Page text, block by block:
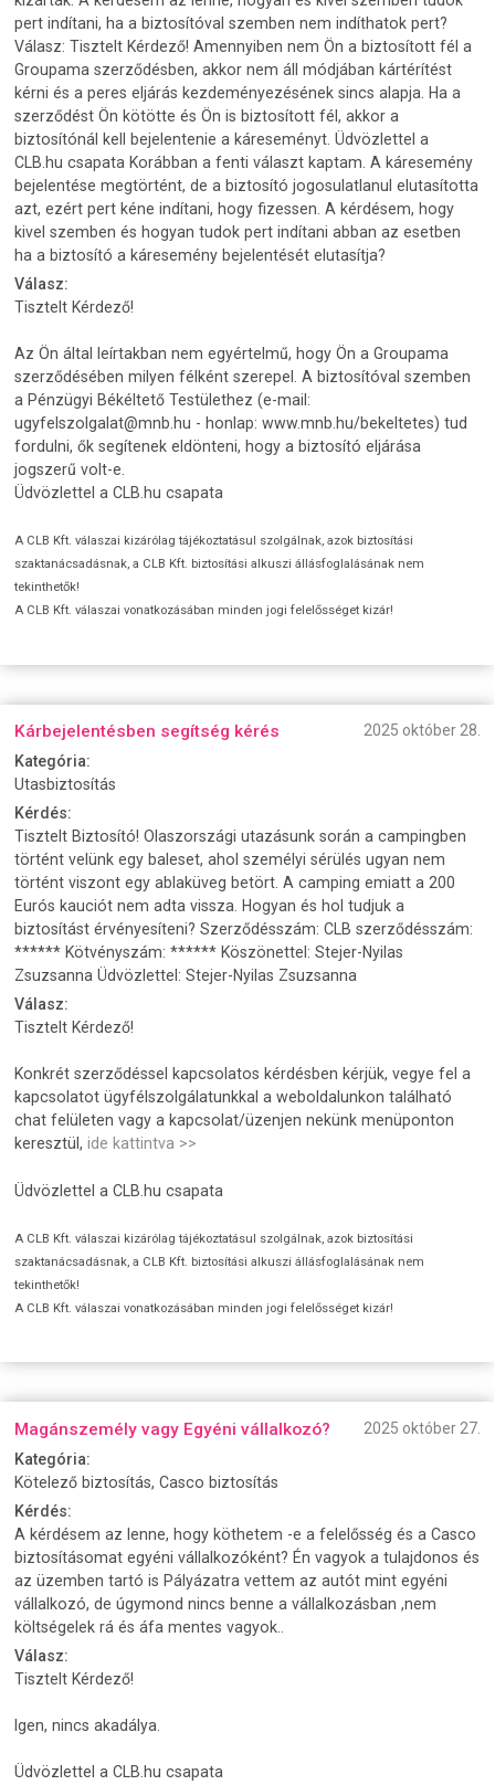
pert indítani, ha a biztosítóval szemben nem indíthatok pert?
Válasz: Tisztelt Kérdező! Amennyiben nem Ön a biztosított fél a
Groupama szerződésben, akkor nem áll módjában kártérítést
kérni és a peres eljárás kezdeményezésének sincs alapja. Ha a
szerződést Ön kötötte és Ön is biztosított fél, akkor a
biztosítónál kell bejelentenie a káreseményt. Üdvözlettel a
CLB.hu csapata Korábban a fenti választ kaptam. A káresemény
bejelentése megtörtént, de a biztosító jogosulatlanul elutasította
azt, ezért pert kéne indítani, hogy fizessen. A kérdésem, hogy
kivel szemben és hogyan tudok pert indítani abban az esetben
ha a biztosító a káresemény bejelentését elutasítja?
Válasz:
Tisztelt Kérdező!
Az Ön által leírtakban nem egyértelmű, hogy Ön a Groupama
szerződésében milyen félként szerepel. A biztosítóval szemben
a Pénzügyi Békéltető Testülethez (e-mail:
ugyfelszolgalat@mnb.hu - honlap: www.mnb.hu/bekeltetes) tud
fordulni, ők segítenek eldönteni, hogy a biztosító eljárása
jogszerű volt-e.
Üdvözlettel a CLB.hu csapata
A CLB Kft. válaszai kizárólag tájékoztatásul szolgálnak, azok biztosítási
szaktanácsadásnak, a CLB Kft. biztosítási alkuszi állásfoglalásának nem
tekinthetők!
A CLB Kft. válaszai vonatkozásában minden jogi felelősséget kizár!
Kárbejelentésben segítség kérés
2025 október 28.
Kategória:
Utasbiztosítás
Kérdés:
Tisztelt Biztosító! Olaszországi utazásunk során a campingben
történt velünk egy baleset, ahol személyi sérülés ugyan nem
történt viszont egy ablaküveg betört. A camping emiatt a 200
Eurós kauciót nem adta vissza. Hogyan és hol tudjuk a
biztosítást érvényesíteni? Szerződésszám: CLB szerződésszám:
****** Kötvényszám: ****** Köszönettel: Stejer-Nyilas
Zsuzsanna Üdvözlettel: Stejer-Nyilas Zsuzsanna
Válasz:
Tisztelt Kérdező!
Konkrét szerződéssel kapcsolatos kérdésben kérjük, vegye fel a
kapcsolatot ügyfélszolgálatunkkal a weboldalunkon található
chat felületen vagy a kapcsolat/üzenjen nekünk menüponton
keresztül,ide kattintva >>
Üdvözlettel a CLB.hu csapata
A CLB Kft. válaszai kizárólag tájékoztatásul szolgálnak, azok biztosítási
szaktanácsadásnak, a CLB Kft. biztosítási alkuszi állásfoglalásának nem
tekinthetők!
A CLB Kft. válaszai vonatkozásában minden jogi felelősséget kizár!
Magánszemély vagy Egyéni vállalkozó?
2025 október 27.
Kategória:
Kötelező biztosítás, Casco biztosítás
Kérdés:
A kérdésem az lenne, hogy köthetem -e a felelősség és a Casco
biztosításomat egyéni vállalkozóként? Én vagyok a tulajdonos és
az üzemben tartó is Pályázatra vettem az autót mint egyéni
vállalkozó, de úgymond nincs benne a vállalkozásban ,nem
költségelek rá és áfa mentes vagyok..
Válasz:
Tisztelt Kérdező!
Igen, nincs akadálya.
Üdvözlettel a CLB.hu csapata